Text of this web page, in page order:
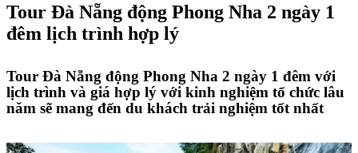
Tour Đà Nẵng động Phong Nha 2 ngày 1
đêm lịch trình hợp lý
Tour Đà Nẵng động Phong Nha 2 ngày 1 đêm với
lịch trình và giá hợp lý với kinh nghiệm tổ chức lâu
năm sẽ mang đến du khách trải nghiệm tốt nhất